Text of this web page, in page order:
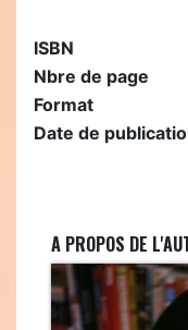
ISBN
Nbre de page
Format
Date de
A PROPOS DE